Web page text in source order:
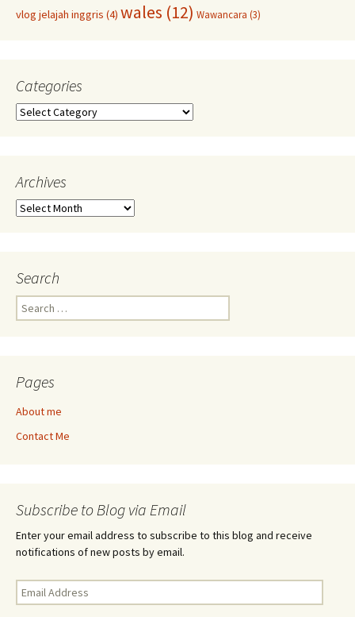
vlog jelajah inggris (4) wales (12) Wawancara (3)
Categories
Categories
Archives
Archives
Search
Search
for:
Pages
About me
Contact Me
Subscribe to Blog via Email
Enter your email address to subscribe to this blog and receive
notifications of new posts by email.
Email
Address